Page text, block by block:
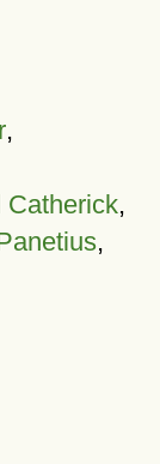
,
Catherick,
,